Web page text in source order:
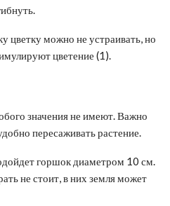
цветку можно не устраивать, но
цветение (1).
значения не имеют. Важно
пересаживать растение.
горшок диаметром 10 см.
не стоит, в них земля может